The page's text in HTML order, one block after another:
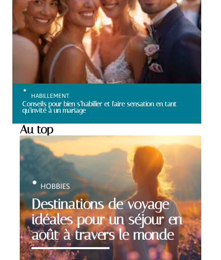
HABILLEMENT
Conseils pour bien s’habiller et faire sensation en tant
qu’invité à un mariage
Au top
Destinations de voyage
idéales pour un séjour en
août à travers le monde
HOBBIES